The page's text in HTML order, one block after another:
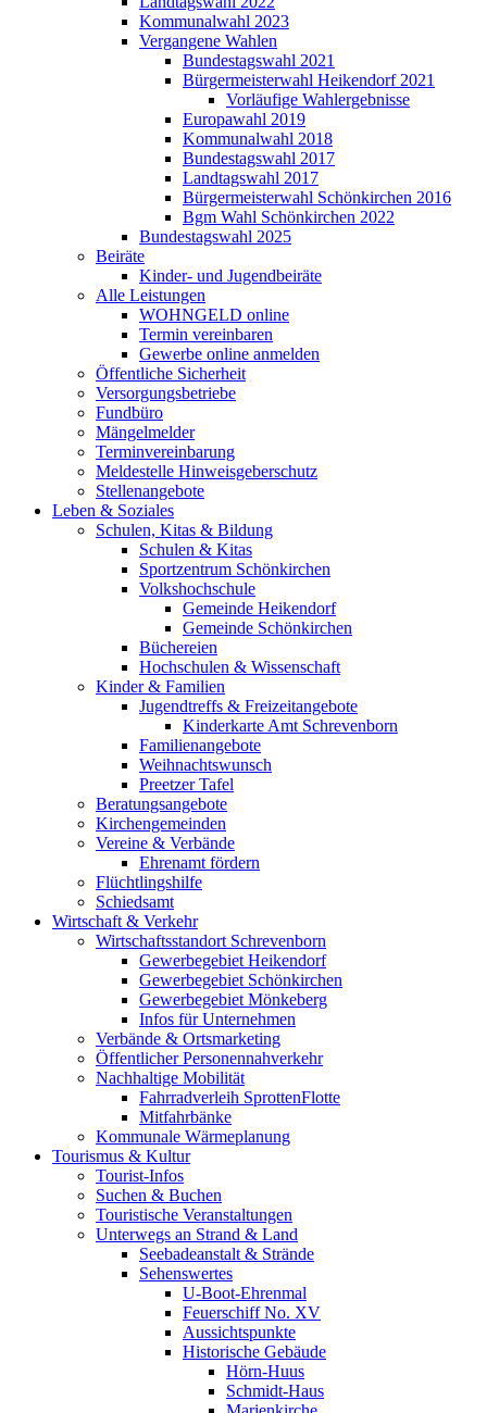
Kommunalwahl 2023
Vergangene Wahlen
Bundestagswahl 2021
Bürgermeisterwahl Heikendorf 2021
Vorläufige Wahlergebnisse
Europawahl 2019
Kommunalwahl 2018
Bundestagswahl 2017
Landtagswahl 2017
Bürgermeisterwahl Schönkirchen 2016
Bgm Wahl Schönkirchen 2022
Bundestagswahl 2025
Beiräte
Kinder- und Jugendbeiräte
Alle Leistungen
WOHNGELD online
Termin vereinbaren
Gewerbe online anmelden
Öffentliche Sicherheit
Versorgungsbetriebe
Fundbüro
Mängelmelder
Terminvereinbarung
Meldestelle Hinweisgeberschutz
Stellenangebote
Leben & Soziales
Schulen, Kitas & Bildung
Schulen & Kitas
Sportzentrum Schönkirchen
Volkshochschule
Gemeinde Heikendorf
Gemeinde Schönkirchen
Büchereien
Hochschulen & Wissenschaft
Kinder & Familien
Jugendtreffs & Freizeitangebote
Kinderkarte Amt Schrevenborn
Familienangebote
Weihnachtswunsch
Preetzer Tafel
Beratungsangebote
Kirchengemeinden
Vereine & Verbände
Ehrenamt fördern
Flüchtlingshilfe
Schiedsamt
Wirtschaft & Verkehr
Wirtschaftsstandort Schrevenborn
Gewerbegebiet Heikendorf
Gewerbegebiet Schönkirchen
Gewerbegebiet Mönkeberg
Infos für Unternehmen
Verbände & Ortsmarketing
Öffentlicher Personennahverkehr
Nachhaltige Mobilität
Fahrradverleih SprottenFlotte
Mitfahrbänke
Kommunale Wärmeplanung
Tourismus & Kultur
Tourist-Infos
Suchen & Buchen
Touristische Veranstaltungen
Unterwegs an Strand & Land
Seebadeanstalt & Strände
Sehenswertes
U-Boot-Ehrenmal
Feuerschiff No. XV
Aussichtspunkte
Historische Gebäude
Hörn-Huus
Schmidt-Haus